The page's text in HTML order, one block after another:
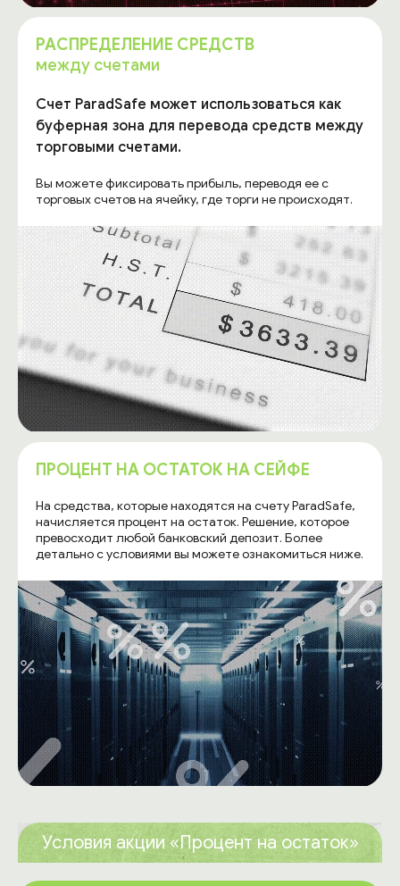
РАСПРЕДЕЛЕНИЕ СРЕДСТВ
между счетами
Счет ParadSafe может использоваться как
буферная зона для перевода средств между
торговыми счетами.
Вы можете фиксировать прибыль, переводя ее с
торговых счетов на ячейку, где торги не происходят.
ПРОЦЕНТ НА ОСТАТОК НА СЕЙФЕ
На средства, которые находятся на счету ParadSafe,
начисляется процент на остаток. Решение, которое
превосходит любой банковский депозит. Более
детально с условиями вы можете ознакомиться ниже.
Условия акции «Процент на остаток»